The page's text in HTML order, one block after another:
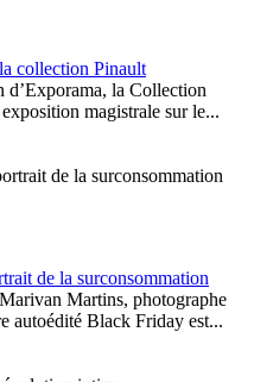
collection Pinault
d’Exporama, la Collection
magistrale sur le...
de la surconsommation
Martins, photographe
autoédité Black Friday est...